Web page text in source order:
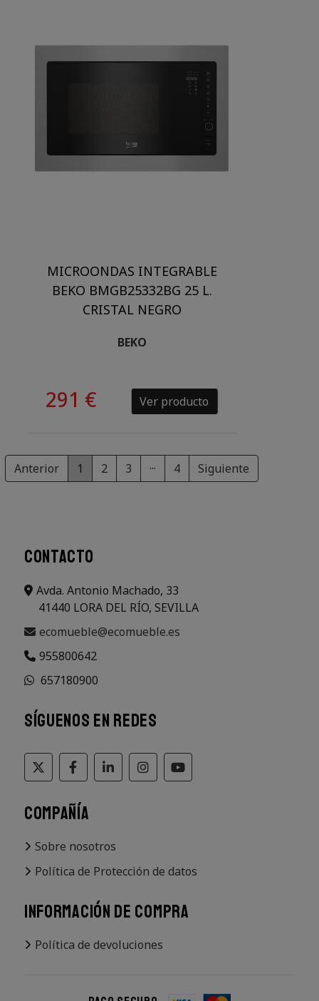
MICROONDAS INTEGRABLE
BEKO BMGB25332BG 25 L.
CRISTAL NEGRO
BEKO
291 € Ver producto
Anterior 1 2 3 ··· 4 Siguiente
CONTACTO
Avda. Antonio Machado, 33
41440 LORA DEL RÍO, SEVILLA
ecomueble@ecomueble.es
955800642
657180900
SÍGUENOS EN REDES
COMPAÑÍA
Sobre nosotros
Política de Protección de datos
INFORMACIÓN DE COMPRA
Política de devoluciones